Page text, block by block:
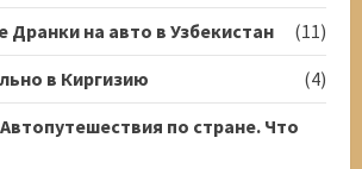
Дранки на авто в Узбекистан
(11)
в Киргизию
(4)
по стране. Что